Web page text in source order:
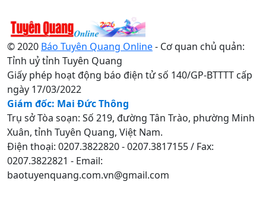
© 2020 Báo Tuyên Quang Online- Cơ quan chủ quản:
Tỉnh uỷ tỉnh Tuyên Quang
Giấy phép hoạt động báo điện tử số 140/GP-BTTTT cấp
ngày 17/03/2022
Giám đốc: Mai Đức Thông
Trụ sở Tòa soạn: Số 219, đường Tân Trào, phường Minh
Xuân, tỉnh Tuyên Quang, Việt Nam.
Điện thoại: 0207.3822820 - 0207.3817155 / Fax:
0207.3822821 - Email:
baotuyenquang.com.vn@gmail.com